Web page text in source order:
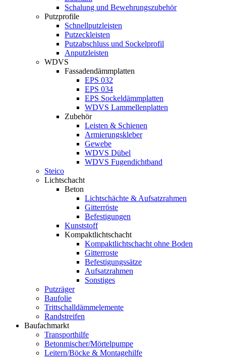
Schalung und Bewehrungszubehör
Putzprofile
Schnellputzleisten
Putzeckleisten
Putzabschluss und Sockelprofil
Anputzleisten
WDVS
Fassadendämmplatten
EPS 032
EPS 034
EPS Sockeldämmplatten
WDVS Lammellenplatten
Zubehör
Leisten & Schienen
Armierungskleber
Gewebe
WDVS Dübel
WDVS Fugendichtband
Steico
Lichtschacht
Beton
Lichtschächte & Aufsatzrahmen
Gitterröste
Befestigungen
Kunststoff
Kompaktlichtschacht
Kompaktlichtschacht ohne Boden
Gitterroste
Befestigungssätze
Aufsatzrahmen
Sonstiges
Putzräger
Baufolie
Trittschalldämmelemente
Randstreifen
Baufachmarkt
Transporthilfe
Betonmischer/Mörtelpumpe
Leitern/Böcke & Montagehilfe